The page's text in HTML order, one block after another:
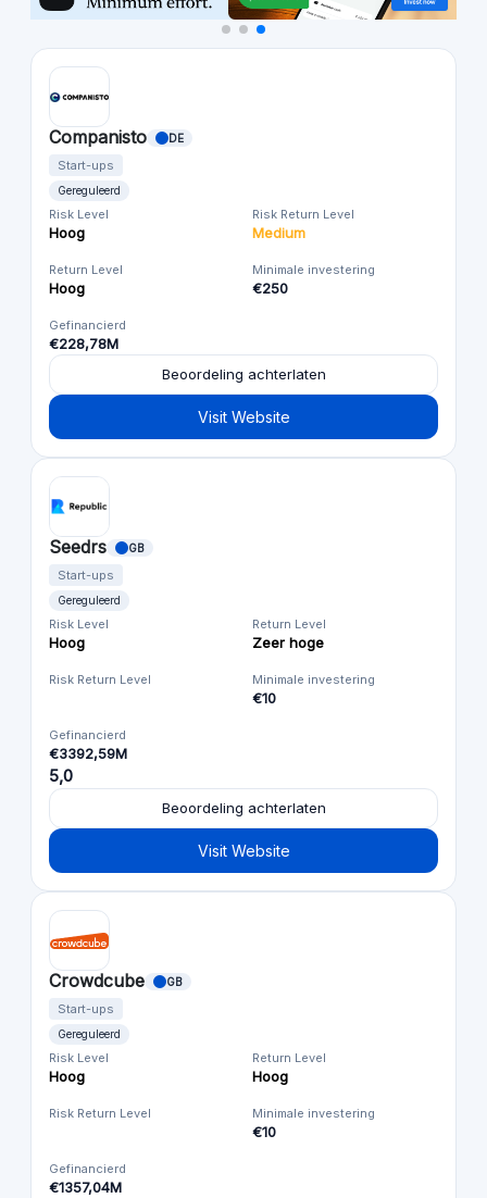
Companisto DE
Start-ups
Gereguleerd
Risk Level
Hoog
Risk Return Level
Medium
Return Level
Hoog
Minimale investering
€250
Gefinancierd
€228,78M
Beoordeling achterlaten
Visit Website
Seedrs GB
Start-ups
Gereguleerd
Risk Level
Hoog
Return Level
Zeer hoge
Risk Return Level Minimale investering
€10
Gefinancierd
€3392,59M
5,0
Beoordeling achterlaten
Visit Website
Crowdcube GB
Start-ups
Gereguleerd
Risk Level
Hoog
Return Level
Hoog
Risk Return Level Minimale investering
€10
Gefinancierd
€1357,04M